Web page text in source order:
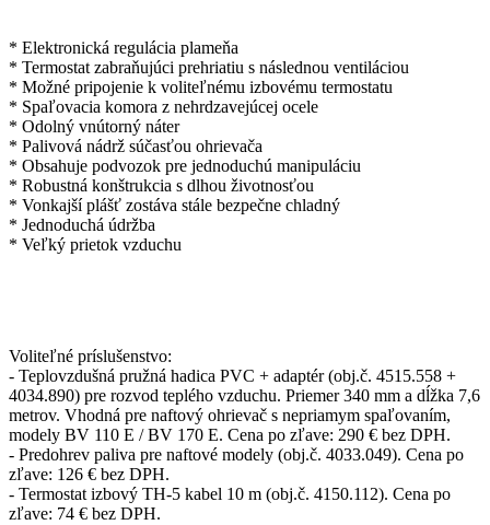
* Elektronická regulácia plameňa
* Termostat zabraňujúci prehriatiu s následnou ventiláciou
* Možné pripojenie k voliteľnému izbovému termostatu
* Spaľovacia komora z nehrdzavejúcej ocele
* Odolný vnútorný náter
* Palivová nádrž súčasťou ohrievača
* Obsahuje podvozok pre jednoduchú manipuláciu
* Robustná konštrukcia s dlhou životnosťou
* Vonkajší plášť zostáva stále bezpečne chladný
* Jednoduchá údržba
* Veľký prietok vzduchu
Voliteľné príslušenstvo:
- Teplovzdušná pružná hadica PVC + adaptér (obj.č. 4515.558 +
4034.890) pre rozvod teplého vzduchu. Priemer 340 mm a dĺžka 7,6
metrov. Vhodná pre naftový ohrievač s nepriamym spaľovaním,
modely BV 110 E / BV 170 E. Cena po zľave: 290 € bez DPH.
- Predohrev paliva pre naftové modely (obj.č. 4033.049). Cena po
zľave: 126 € bez DPH.
- Termostat izbový TH-5 kabel 10 m (obj.č. 4150.112). Cena po
zľave: 74 € bez DPH.